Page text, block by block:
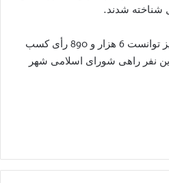
شناخته شدند.
به گفته وی، گلزار سرگلزائی نیز توانست 6 هزار و 890 رأی کسب
نفر راهی شورای اسلامی شهر